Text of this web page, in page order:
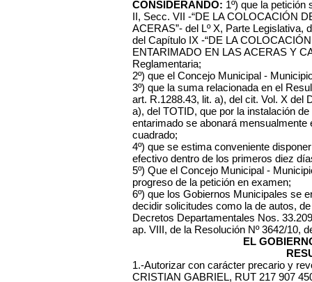
CONSIDERANDO: 1º) que la
II, Secc. VII -“DE LA COLOCACIÓN
ACERAS”- del Lº X, Parte Legislativa,
del Capítulo IX -“DE LA
ENTARIMADO EN LAS ACERAS Y
Reglamentaria;
2º) que el Concejo Municipal -
3º) que la suma relacionada en el
art. R.1288.43, lit. a), del cit. Vol. X del
a), del TOTID, que por la instalación
entarimado se abonará
cuadrado;
4º) que se estima conveniente
efectivo dentro de los primeros diez
5º) Que el Concejo Municipal -
progreso de la petición en examen;
6º) que los Gobiernos Municipales se
decidir solicitudes como la de autos,
Decretos Departamentales Nos.
ap. VIII, de la Resolución Nº 3642/10,
EL
1.-Autorizar con carácter precario y
CRISTIAN GABRIEL, RUT 217 907